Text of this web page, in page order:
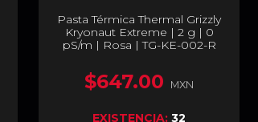
Pasta Térmica Thermal Grizzly
Kryonaut Extreme | 2 g | 0
pS/m | Rosa | TG-KE-002-R
$647.00 MXN
EXISTENCIA:32